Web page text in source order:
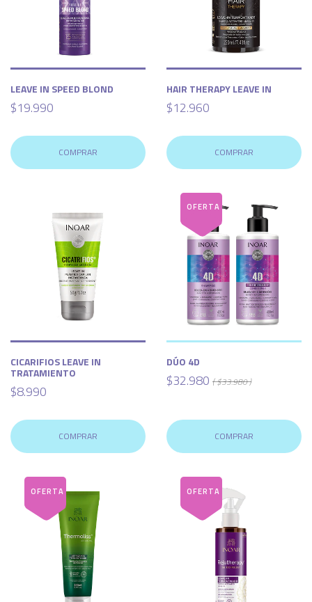
LEAVE IN SPEED BLOND
$19.990
COMPRAR
HAIR THERAPY LEAVE IN
$12.960
COMPRAR
CICARIFIOS LEAVE IN
TRATAMIENTO
$8.990
COMPRAR
DÚO 4D
$32.980 ( $33.980 )
COMPRAR